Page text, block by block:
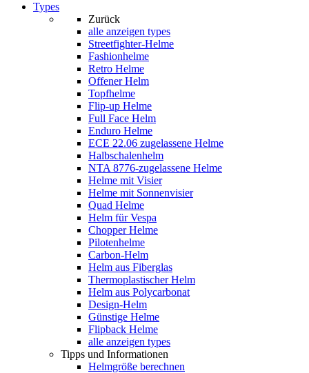
Types
Zurück
alle anzeigen types
Streetfighter-Helme
Fashionhelme
Retro Helme
Offener Helm
Topfhelme
Flip-up Helme
Full Face Helm
Enduro Helme
ECE 22.06 zugelassene Helme
Halbschalenhelm
NTA 8776-zugelassene Helme
Helme mit Visier
Helme mit Sonnenvisier
Quad Helme
Helm für Vespa
Chopper Helme
Pilotenhelme
Carbon-Helm
Helm aus Fiberglas
Thermoplastischer Helm
Helm aus Polycarbonat
Design-Helm
Günstige Helme
Flipback Helme
alle anzeigen types
Tipps und Informationen
Helmgröße berechnen